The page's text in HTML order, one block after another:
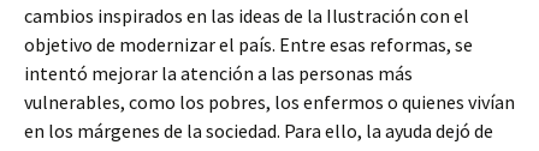
cambios inspirados en las ideas de la Ilustración con el
objetivo de modernizar el país. Entre esas reformas, se
intentó mejorar la atención a las personas más
vulnerables, como los pobres, los enfermos o quienes vivían
en los márgenes de la sociedad. Para ello, la ayuda dejó de